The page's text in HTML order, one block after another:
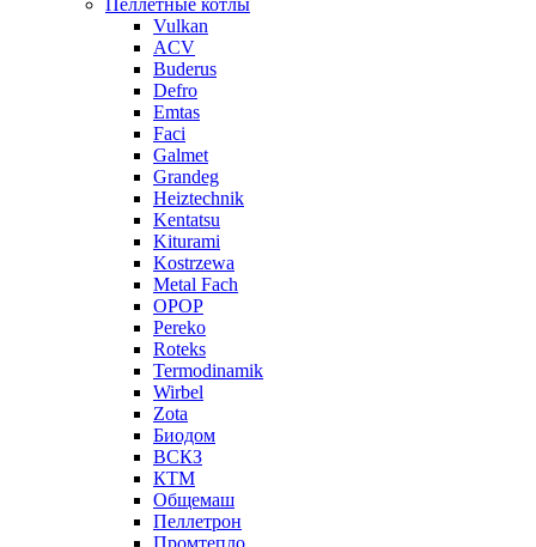
Пеллетные котлы
Vulkan
ACV
Buderus
Defro
Emtas
Faci
Galmet
Grandeg
Heiztechnik
Kentatsu
Kiturami
Kostrzewa
Metal Fach
OPOP
Pereko
Roteks
Termodinamik
Wirbel
Zota
Биодом
ВСКЗ
КТМ
Общемаш
Пеллетрон
Промтепло